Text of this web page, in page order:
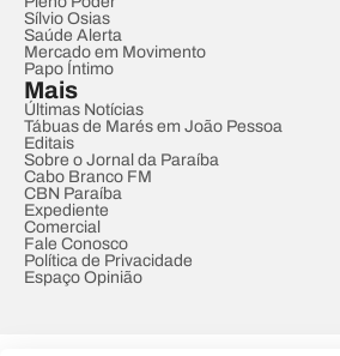
Sílvio Osias
Saúde Alerta
Mercado em Movimento
Papo Íntimo
Mais
Últimas Notícias
Tábuas de Marés em João Pessoa
Editais
Sobre o Jornal da Paraíba
Cabo Branco FM
CBN Paraíba
Expediente
Comercial
Fale Conosco
Política de Privacidade
Espaço Opinião